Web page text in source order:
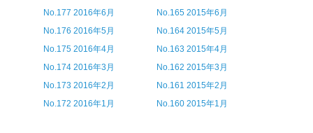
No.177 2016年6月
No.176 2016年5月
No.175 2016年4月
No.174 2016年3月
No.173 2016年2月
No.172 2016年1月
No.165 2015年6月
No.164 2015年5月
No.163 2015年4月
No.162 2015年3月
No.161 2015年2月
No.160 2015年1月